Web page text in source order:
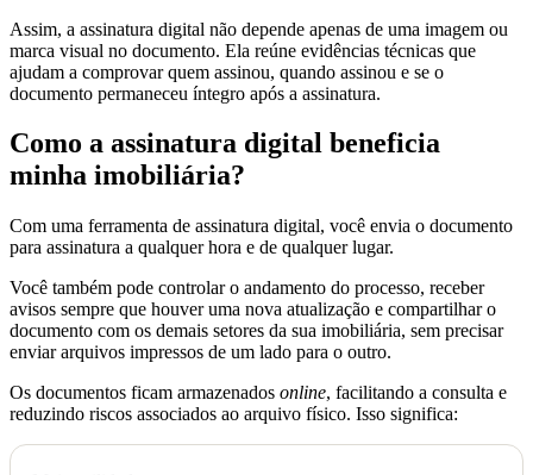
Assim, a assinatura digital não depende apenas de uma imagem ou
marca visual no documento. Ela reúne evidências técnicas que
ajudam a comprovar quem assinou, quando assinou e se o
documento permaneceu íntegro após a assinatura.
Como a assinatura digital beneficia
minha imobiliária?
Com uma ferramenta de assinatura digital, você envia o documento
para assinatura a qualquer hora e de qualquer lugar.
Você também pode controlar o andamento do processo, receber
avisos sempre que houver uma nova atualização e compartilhar o
documento com os demais setores da sua imobiliária, sem precisar
enviar arquivos impressos de um lado para o outro.
Os documentos ficam armazenados online, facilitando a consulta e
reduzindo riscos associados ao arquivo físico. Isso significa: